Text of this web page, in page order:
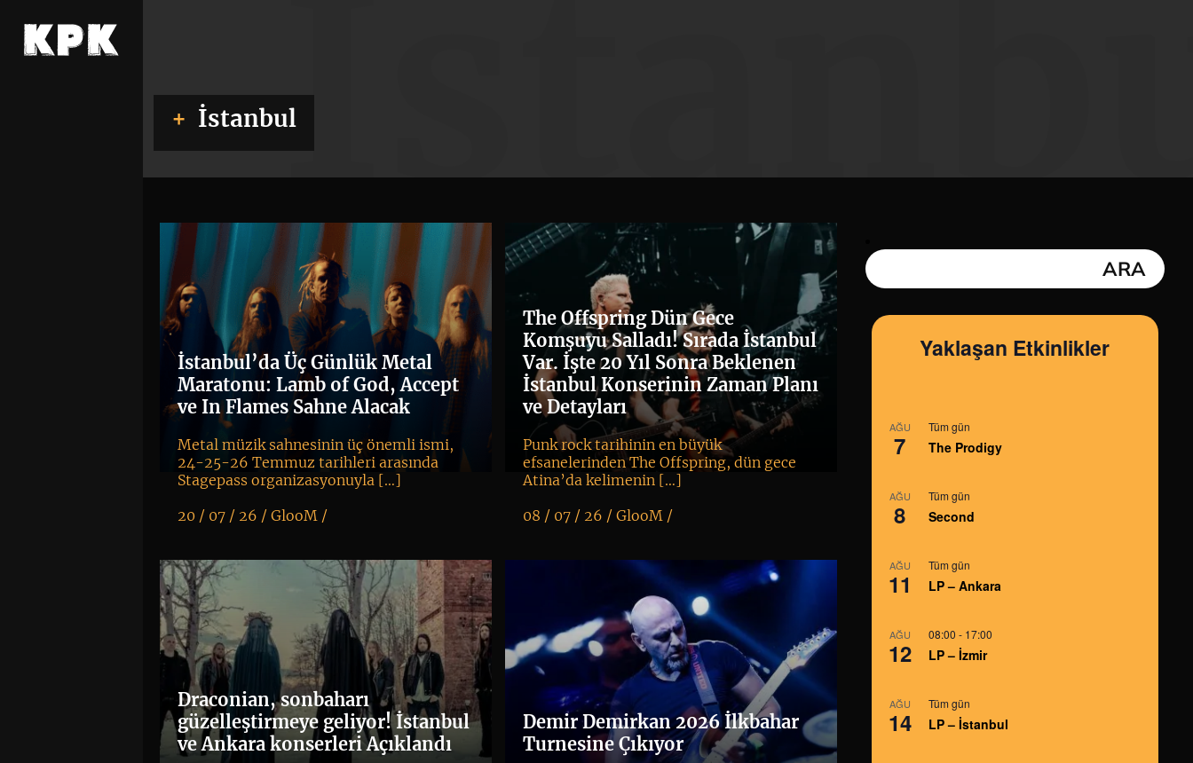
İstanbul
İstanbul’da Üç Günlük Metal
Maratonu: Lamb of God, Accept
ve In Flames Sahne Alacak
Metal müzik sahnesinin üç önemli ismi,
24-25-26 Temmuz tarihleri arasında
Stagepass organizasyonuyla […]
20 / 07 / 26 /GlooM /
The Offspring Dün Gece
Komşuyu Salladı! Sırada İstanbul
Var. İşte 20 Yıl Sonra Beklenen
İstanbul Konserinin Zaman Planı
ve Detayları
Punk rock tarihinin en büyük
efsanelerinden The Offspring, dün gece
Atina’da kelimenin […]
08 / 07 / 26 /GlooM /
Draconian, sonbaharı
güzelleştirmeye geliyor! İstanbul
ve Ankara konserleri Açıklandı
Demir Demirkan 2026 İlkbahar
Turnesine Çıkıyor
Yaklaşan Etkinlikler
AĞU
7
Tüm gün
The Prodigy
AĞU
8
Tüm gün
Second
AĞU
11
Tüm gün
LP – Ankara
AĞU
12
08:00 - 17:00
LP – İzmir
AĞU
14
Tüm gün
LP – İstanbul